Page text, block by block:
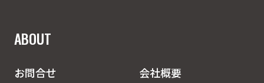
ABOUT
お問合せ
会社概要